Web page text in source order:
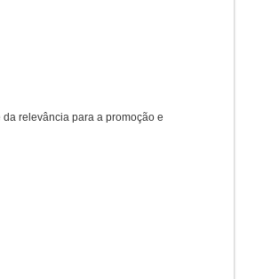
relevância para a promoção e